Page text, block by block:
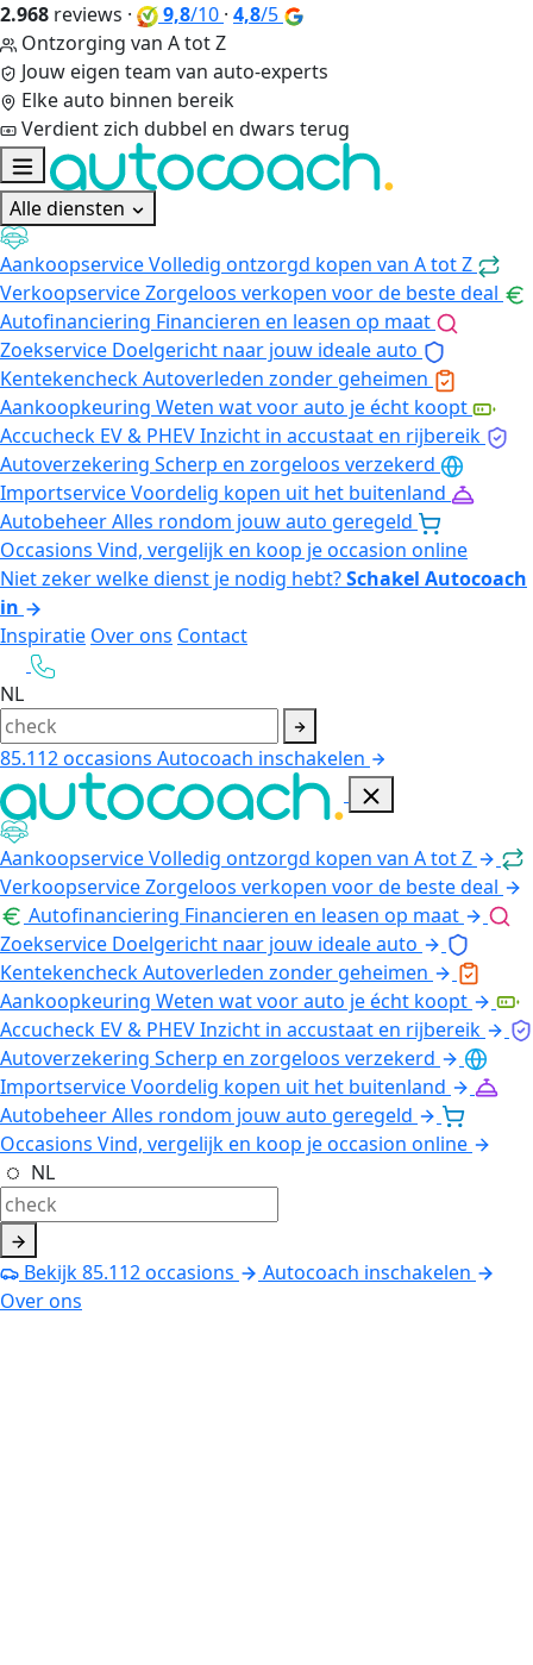
2.968 reviews · 9,8/10 · 4,8/5
Ontzorging van A tot Z
Jouw eigen team van auto-experts
Elke auto binnen bereik
Verdient zich dubbel en dwars terug
Alle diensten
AankoopserviceVolledig ontzorgd kopen van A tot Z
VerkoopserviceZorgeloos verkopen voor de beste deal
Autofinanciering Financieren en leasen op maat
Zoekservice Doelgericht naar jouw ideale auto
KentekencheckAutoverleden zonder geheimen
Aankoopkeuring Weten wat voor auto je écht koopt
Accucheck EV & PHEVInzicht in accustaat en rijbereik
Autoverzekering Scherp en zorgeloos verzekerd
ImportserviceVoordelig kopen uit het buitenland
AutobeheerAlles rondom jouw auto geregeld
Occasions Vind, vergelijk en koop je occasion online
Niet zeker welke dienst je nodig hebt?Schakel Autocoach
in
Inspiratie Over ons Contact
NL
85.112occasions Autocoach inschakelen
AankoopserviceVolledig ontzorgd kopen van A tot Z
VerkoopserviceZorgeloos verkopen voor de beste deal
Autofinanciering Financieren en leasen op maat
Zoekservice Doelgericht naar jouw ideale auto
KentekencheckAutoverleden zonder geheimen
Aankoopkeuring Weten wat voor auto je écht koopt
Accucheck EV & PHEVInzicht in accustaat en rijbereik
Autoverzekering Scherp en zorgeloos verzekerd
ImportserviceVoordelig kopen uit het buitenland
AutobeheerAlles rondom jouw auto geregeld
Occasions Vind, vergelijk en koop je occasion online
NL
Bekijk85.112occasions
Autocoach inschakelen
Over ons